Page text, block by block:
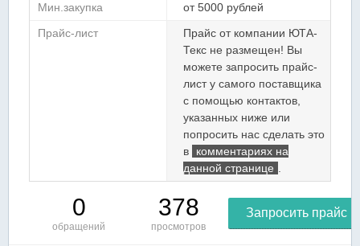
Мин.закупка
от 5000 рублей
Прайс-лист
Прайс от компании ЮТА-
Текс не размещен! Вы
можете запросить прайс-
лист у самого поставщика
с помощью контактов,
указанных ниже или
попросить нас сделать это
в
комментариях на
данной странице
0
обращений
378
просмотров
Запросить прайс